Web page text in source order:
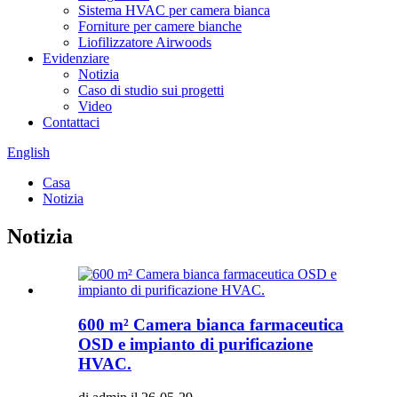
Sistema HVAC per camera bianca
Forniture per camere bianche
Liofilizzatore Airwoods
Evidenziare
Notizia
Caso di studio sui progetti
Video
Contattaci
English
Casa
Notizia
Notizia
600 m² Camera bianca farmaceutica
OSD e impianto di purificazione
HVAC.